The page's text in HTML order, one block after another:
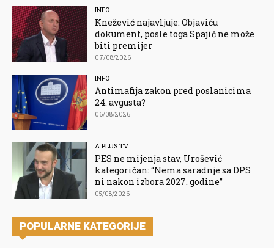
INFO
Knežević najavljuje: Objaviću
dokument, posle toga Spajić ne može
biti premijer
07/08/2026
INFO
Antimafija zakon pred poslanicima
24. avgusta?
06/08/2026
A PLUS TV
PES ne mijenja stav, Urošević
kategoričan: “Nema saradnje sa DPS
ni nakon izbora 2027. godine”
05/08/2026
POPULARNE KATEGORIJE